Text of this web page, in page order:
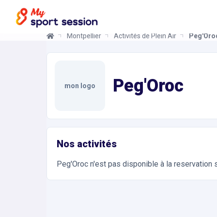
Montpellier Activités de Plein Air
mon logo Peg'Oroc
Nos activités
Peg'Oroc n'est pas disponible à la reservation